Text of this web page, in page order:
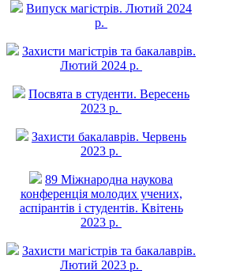
Випуск магістрів. Лютий 2024
р.
Захисти магістрів та бакалаврів.
Лютий 2024 р.
Посвята в студенти. Вересень
2023 р.
Захисти бакалаврів. Червень
2023 р.
89 Міжнародна наукова
конференція молодих учених,
аспірантів і студентів. Квітень
2023 р.
Захисти магістрів та бакалаврів.
Лютий 2023 р.